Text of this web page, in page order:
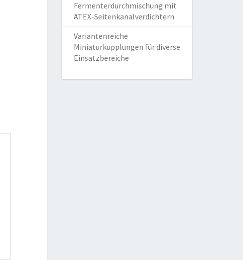
Fermenterdurchmischung mit
ATEX-Seitenkanalverdichtern
Variantenreiche
Miniaturkupplungen für diverse
Einsatzbereiche